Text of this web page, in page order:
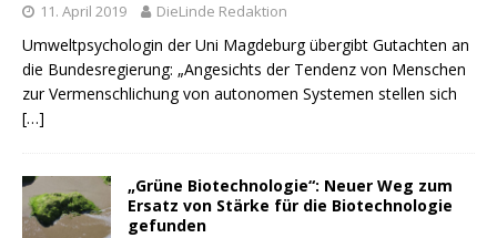
11. April 2019 DieLinde Redaktion
Umweltpsychologin der Uni Magdeburg übergibt Gutachten an
die Bundesregierung: „Angesichts der Tendenz von Menschen
zur Vermenschlichung von autonomen Systemen stellen sich
[…]
„Grüne Biotechnologie“: Neuer Weg zum
Ersatz von Stärke für die Biotechnologie
gefunden